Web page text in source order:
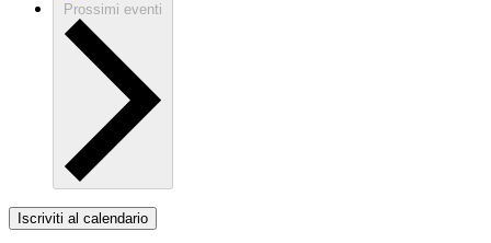
Prossimi eventi
Iscriviti al calendario